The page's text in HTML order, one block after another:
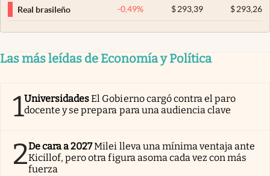
Real brasileño -0,49% $293,39 $293,26
Las más leídas de Economía y Política
1UniversidadesEl Gobierno cargó contra el paro
docente y se prepara para una audiencia clave
2De cara a 2027Milei lleva una mínima ventaja ante
Kicillof, pero otra figura asoma cada vez con más
fuerza